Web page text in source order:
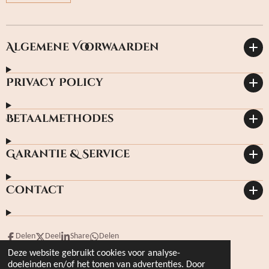
Deze website gebruikt cookies voor analyse-
doeleinden en/of het tonen van advertenties. Door
Algemene Voorwaarden
Privacy Policy
Betaalmethodes
Garantie & Service
Contact
Delen Deel Share Delen
© 2023 hoffmanbooks.nl Kvknr: 4950566